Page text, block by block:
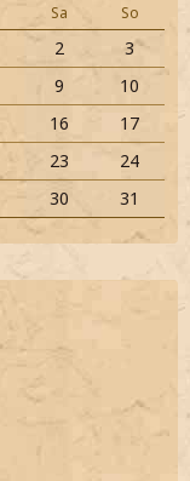
Sa So
2
3
9
10
16
17
23
24
30 31